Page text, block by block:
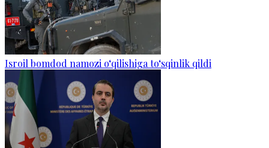
Isroil bomdod namozi o‘qilishiga to‘sqinlik qildi